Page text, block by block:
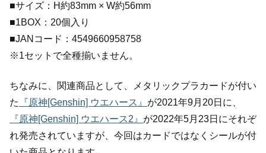
■サイズ：H約83mm × W約56mm
■1BOX：20個入り
■JANコード：4549660958758
※1セットで全種揃いません。
ちなみに、関連商品として、メタリックプラカードが付い
た
『原神[Genshin] ウエハース』 が2021年9月20日に、
『原神[Genshin] ウエハース2』 が2022年5月23日にそれぞ
れ発売されていますが、今回はカードではなくシールが付